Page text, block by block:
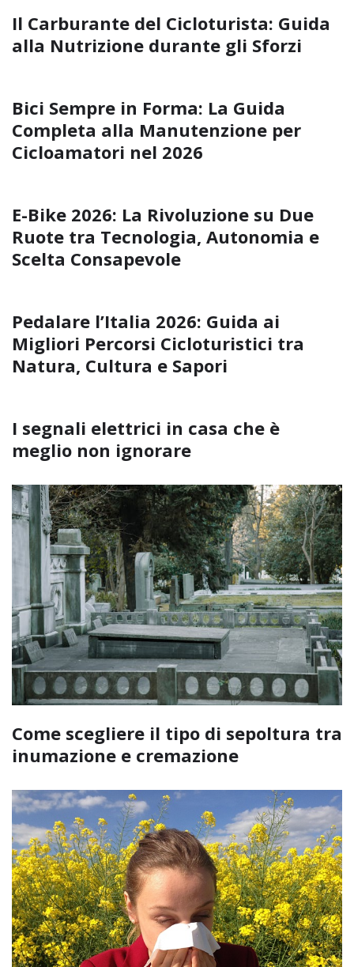
Il Carburante del Cicloturista: Guida
alla Nutrizione durante gli Sforzi
Bici Sempre in Forma: La Guida
Completa alla Manutenzione per
Cicloamatori nel 2026
E-Bike 2026: La Rivoluzione su Due
Ruote tra Tecnologia, Autonomia e
Scelta Consapevole
Pedalare l’Italia 2026: Guida ai
Migliori Percorsi Cicloturistici tra
Natura, Cultura e Sapori
I segnali elettrici in casa che è
meglio non ignorare
Come scegliere il tipo di sepoltura tra
inumazione e cremazione